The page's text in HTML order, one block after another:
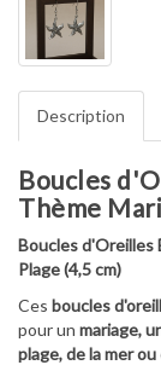
Description
Boucles
Thème
Boucles d'Oreilles
Plage (4,5 cm)
Ces boucles
pour un mariage,
plage, de la mer